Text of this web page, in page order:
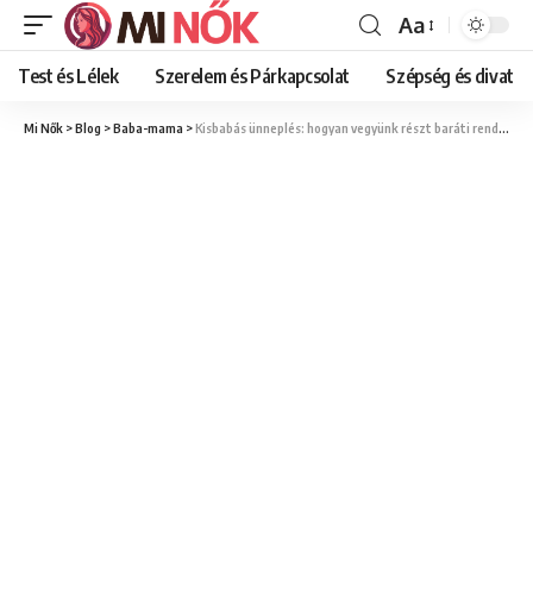
Font
Resizer
Aa
Test és Lélek Szerelem és Párkapcsolat Szépség és divat
Mi Nők >Blog >Baba-mama >Kisbabás ünneplés: hogyan vegyünk részt baráti rendezvényeken babával?